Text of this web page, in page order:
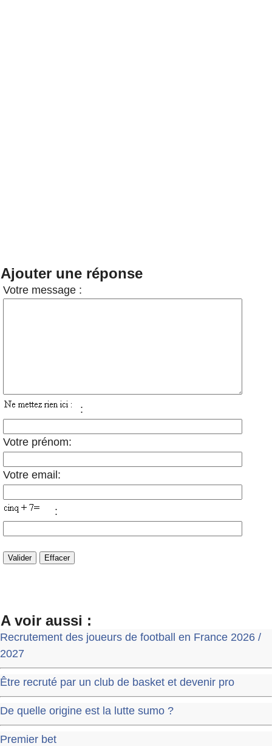
Ajouter une réponse
Votre message :
:
Votre prénom:
Votre email:
:
A voir aussi :
Recrutement des joueurs de football en France 2026 /
2027
Être recruté par un club de basket et devenir pro
De quelle origine est la lutte sumo ?
Premier bet